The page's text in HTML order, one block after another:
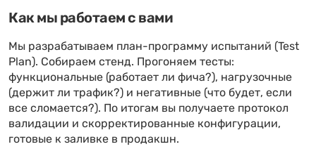
Как мы работаем с вами
Мы разрабатываем план-программу испытаний (Test
Plan). Собираем стенд. Прогоняем тесты:
функциональные (работает ли фича?), нагрузочные
(держит ли трафик?) и негативные (что будет, если
все сломается?). По итогам вы получаете протокол
валидации и скорректированные конфигурации,
готовые к заливке в продакшн.